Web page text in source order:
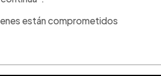
están comprometidos